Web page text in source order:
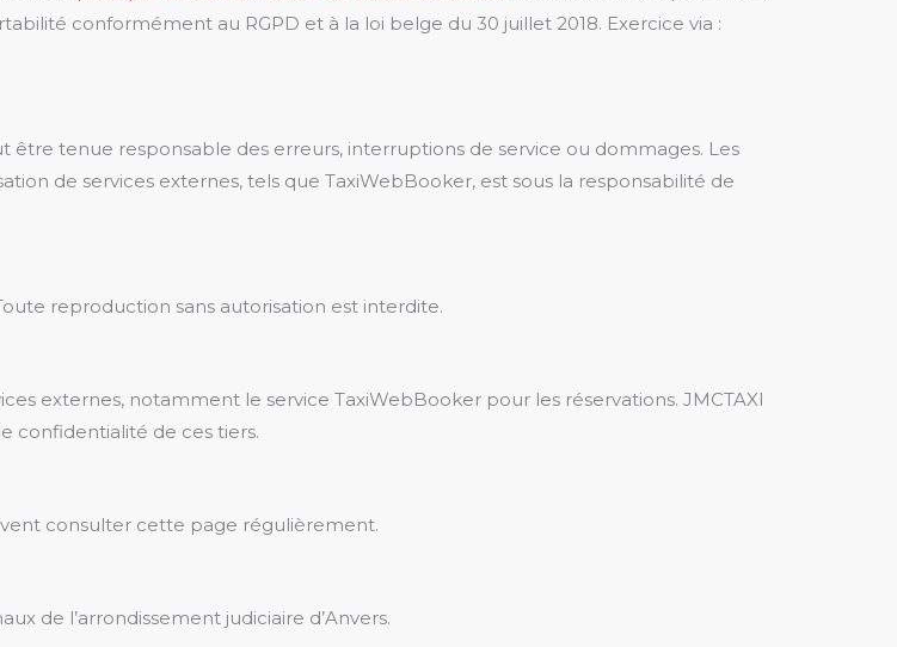
conformément au RGPD et à la loi belge du 30 juillet 2018. Exercice via :
être tenue responsable des erreurs, interruptions de service ou dommages. Les
de services externes, tels que TaxiWebBooker, est sous la responsabilité de
reproduction sans autorisation est interdite.
externes, notamment le service TaxiWebBooker pour les réservations. JMCTAXI
confidentialité de ces tiers.
consulter cette page régulièrement.
de l’arrondissement judiciaire d’Anvers.